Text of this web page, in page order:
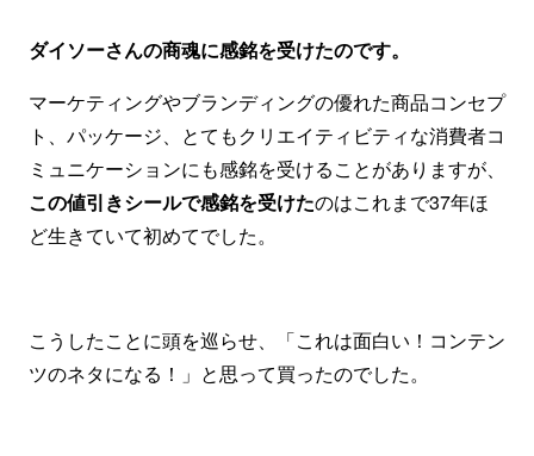
ダイソーさんの商魂に感銘を受けたのです。
マーケティングやブランディングの優れた商品コンセプ
ト、パッケージ、とてもクリエイティビティな消費者コ
ミュニケーションにも感銘を受けることがありますが、
この値引きシールで感銘を受けたのはこれまで37年ほ
ど生きていて初めてでした。
こうしたことに頭を巡らせ、「これは面白い！コンテン
ツのネタになる！」と思って買ったのでした。